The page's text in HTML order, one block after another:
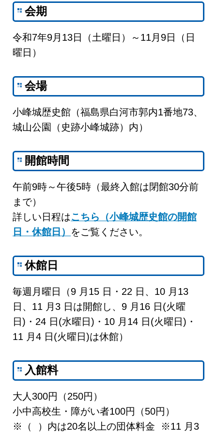
会期
令和7年9月13日（土曜日）～11月9日（日
曜日）
会場
小峰城歴史館（福島県白河市郭内1番地73、
城山公園（史跡小峰城跡）内）
開館時間
午前9時～午後5時（最終入館は閉館30分前
まで）
詳しい日程はこちら（小峰城歴史館の開館
日・休館日） をご覧ください。
休館日
毎週月曜日（9 月15 日・22 日、10 月13
日、11 月3 日は開館し、9 月16 日(火曜
日)・24 日(水曜日)・10 月14 日(火曜日)・
11 月4 日(火曜日)は休館）
入館料
大人300円（250円）
小中高校生・障がい者100円（50円）
※（ ）内は20名以上の団体料金 ※11 月3